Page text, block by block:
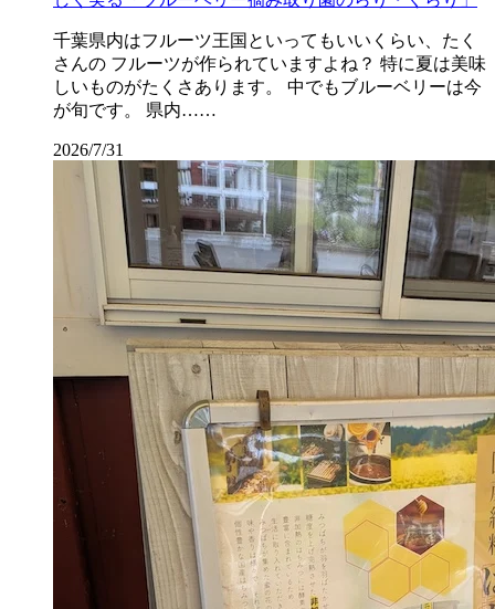
千葉県内はフルーツ王国といってもいいくらい、たく
さんの フルーツが作られていますよね？ 特に夏は美味
しいものがたくさあります。 中でもブルーベリーは今
が旬です。 県内……
2026/7/31